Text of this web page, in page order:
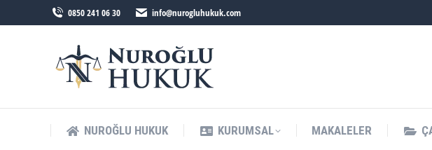
0850 241 06 30 info@nurogluhukuk.com
NUROĞLU HUKUK KURUMSAL MAKALELER